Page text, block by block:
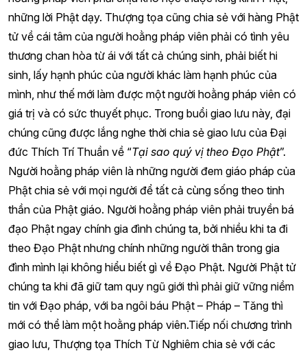
những lời Phật dạy. Thượng tọa cũng chia sẻ với hàng Phật
tử về cái tâm của người hoằng pháp viên phải có tình yêu
thương chan hòa từ ái với tất cả chúng sinh, phải biết hi
sinh, lấy hạnh phúc của người khác làm hạnh phúc của
mình, như thế mới làm được một người hoằng pháp viên có
giá trị và có sức thuyết phục. Trong buổi giao lưu này, đại
chúng cũng được lắng nghe thời chia sẻ giao lưu của Đại
đức Thích Trí Thuần về “Tại sao quý vị theo Đạo Phật”.
Người hoằng pháp viên là những người đem giáo pháp của
Phật chia sẻ với mọi người để tất cả cùng sống theo tinh
thần của Phật giáo. Người hoằng pháp viên phải truyền bá
đạo Phật ngay chính gia đình chúng ta, bởi nhiều khi ta đi
theo Đạo Phật nhưng chính những người thân trong gia
đình mình lại không hiểu biết gì về Đạo Phật. Người Phật tử
chúng ta khi đã giữ tam quy ngũ giới thì phải giữ vững niềm
tin với Đạo pháp, với ba ngôi báu Phật – Pháp – Tăng thì
mới có thể làm một hoằng pháp viên.Tiếp nối chương trình
giao lưu, Thượng tọa Thích Từ Nghiêm chia sẻ với các